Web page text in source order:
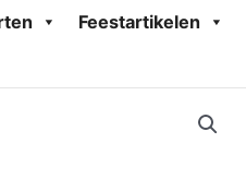
Feestartikelen